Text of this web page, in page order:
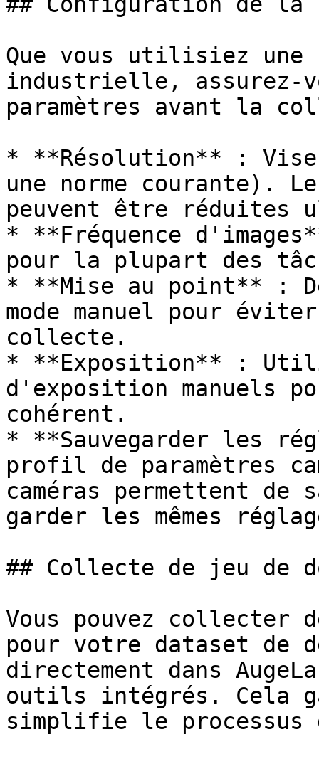
Que vous utilisiez une
industrielle, assurez-
paramètres avant la
* **Résolution** :
une norme courante).
peuvent être réduites
* **Fréquence
pour la plupart des
* **Mise au point** :
mode manuel pour
collecte.
* **Exposition** :
d'exposition manuels
cohérent.
* **Sauvegarder les
profil de paramètres
caméras permettent de
garder les mêmes
## Collecte de jeu de
Vous pouvez collecter
pour votre dataset de
directement dans
outils intégrés. Cela
simplifie le processus